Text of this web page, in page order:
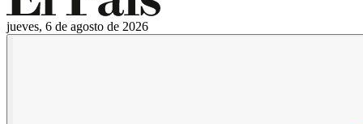
jueves, 6 de agosto de 2026